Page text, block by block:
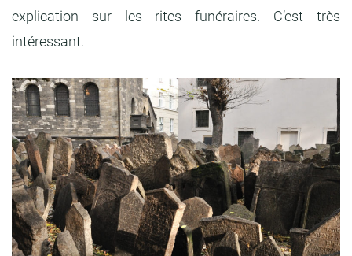
explication sur les rites funéraires. C’est très
intéressant.